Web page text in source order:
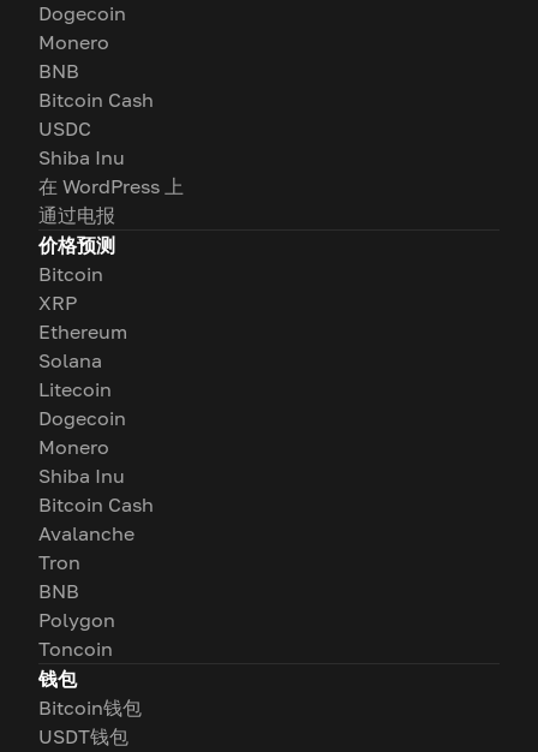
Dogecoin
Monero
BNB
Bitcoin Cash
USDC
Shiba Inu
在 WordPress 上
通过电报
价格预测
Bitcoin
XRP
Ethereum
Solana
Litecoin
Dogecoin
Monero
Shiba Inu
Bitcoin Cash
Avalanche
Tron
BNB
Polygon
Toncoin
钱包
Bitcoin钱包
USDT钱包